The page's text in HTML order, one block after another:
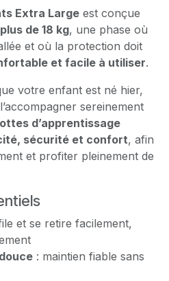
Extra Large est conçue
plus de 18 kg, une phase où
et où la protection doit
et facile à utiliser.
votre enfant est né hier,
sereinement
d’apprentissage
sécurité et confort, afin
et profiter pleinement de
et se retire facilement,
: maintien fiable sans